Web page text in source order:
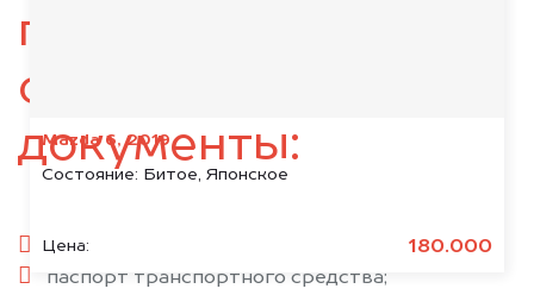
Mazda 6, 2019
Состояние: Битое, Японское
Цена: 180.000
подготовьте
следующие
документы:
паспорт гражданина РФ;
паспорт транспортного средства;